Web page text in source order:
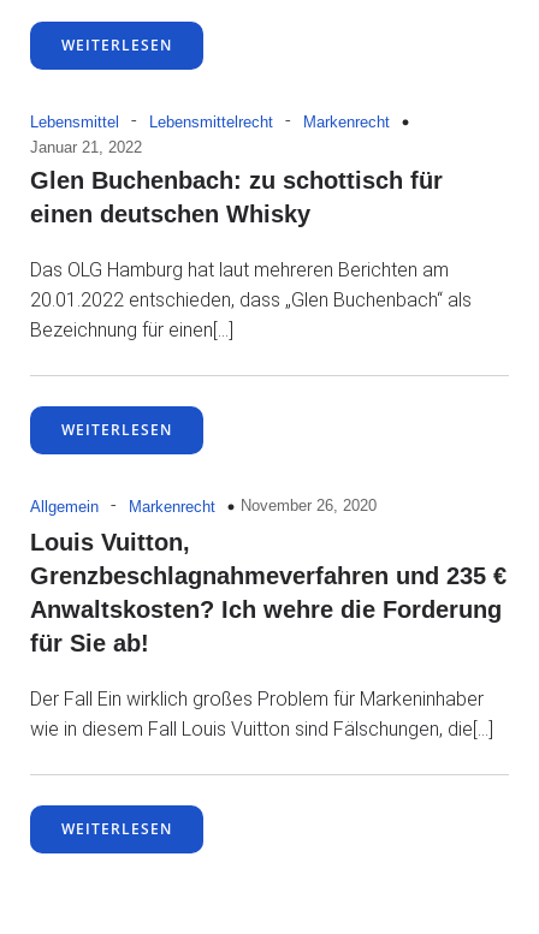
WEITERLESEN
Lebensmittel - Lebensmittelrecht -
Markenrecht
Januar 21, 2022
Glen Buchenbach: zu schottisch für
einen deutschen Whisky
Das OLG Hamburg hat laut mehreren Berichten am
20.01.2022 entschieden, dass „Glen Buchenbach“ als
Bezeichnung für einen[…]
WEITERLESEN
Allgemein - Markenrecht November 26, 2020
Louis Vuitton,
Grenzbeschlagnahmeverfahren und 235 €
Anwaltskosten? Ich wehre die Forderung
für Sie ab!
Der Fall Ein wirklich großes Problem für Markeninhaber
wie in diesem Fall Louis Vuitton sind Fälschungen, die[…]
WEITERLESEN